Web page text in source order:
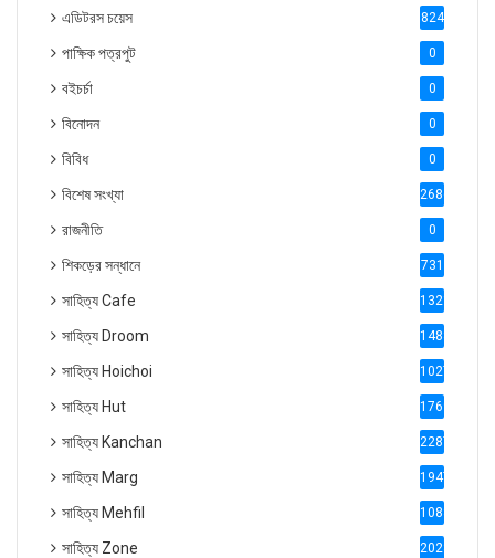
এডিটরস চয়েস 824
পাক্ষিক পত্রপুট 0
বইচর্চা 0
বিনোদন 0
বিবিধ 0
বিশেষ সংখ্যা 2686
রাজনীতি 0
শিকড়ের সন্ধানে 731
সাহিত্য Cafe 1321
সাহিত্য Droom 1488
সাহিত্য Hoichoi 1027
সাহিত্য Hut 1769
সাহিত্য Kanchan 2287
সাহিত্য Marg 1947
সাহিত্য Mehfil 1088
সাহিত্য Zone 2028